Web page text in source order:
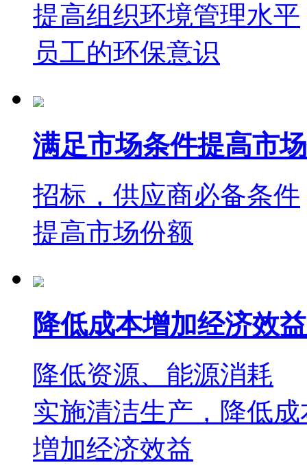
提高组织环境管理水平
员工的环保意识
满足市场条件提高市
招标，供应商必备条件
提高市场份额
降低成本增加经济效益
降低资源、能源消耗
实施清洁生产，降低成
増加经济效益